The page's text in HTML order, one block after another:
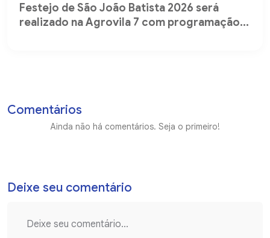
Festejo de São João Batista 2026 será
realizado na Agrovila 7 com programação...
Comentários
Ainda não há comentários. Seja o primeiro!
Deixe seu comentário